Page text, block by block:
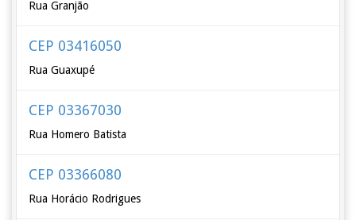
Rua Granjão
CEP 03416050
Rua Guaxupé
CEP 03367030
Rua Homero Batista
CEP 03366080
Rua Horácio Rodrigues